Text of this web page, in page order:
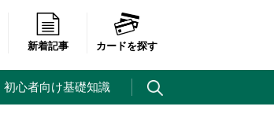
新着記事 カードを探す
初心者向け基礎知識